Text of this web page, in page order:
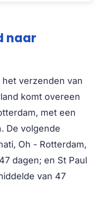
naar
verzenden van
komt overeen
met een
De volgende
Oh - Rotterdam,
dagen; en St Paul
van 47